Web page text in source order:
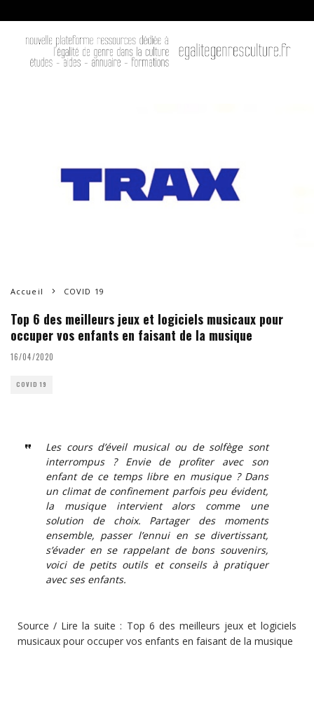
Accueil COVID 19
Top 6 des meilleurs jeux et logiciels musicaux pour
occuper vos enfants en faisant de la musique
16/04/2020
COVID 19
Les cours d’éveil musical ou de solfège sont
interrompus ? Envie de profiter avec son
enfant de ce temps libre en musique ? Dans
un climat de confinement parfois peu évident,
la musique intervient alors comme une
solution de choix. Partager des moments
ensemble, passer l’ennui en se divertissant,
s’évader en se rappelant de bons souvenirs,
voici de petits outils et conseils à pratiquer
avec ses enfants.
Source / Lire la suite : Top 6 des meilleurs jeux et logiciels
musicaux pour occuper vos enfants en faisant de la musique